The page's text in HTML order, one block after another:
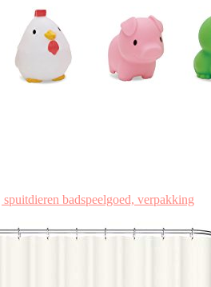
badspeelgoed, verpakking